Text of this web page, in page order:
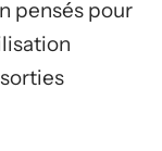
pensés pour